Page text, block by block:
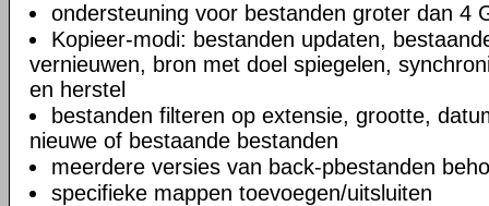
ondersteuning voor bestanden groter dan 4
Kopieer-modi: bestanden updaten,
vernieuwen, bron met doel spiegelen,
en herstel
bestanden filteren op extensie, grootte,
nieuwe of bestaande bestanden
meerdere versies van back-pbestanden
specifieke mappen toevoegen/uitsluiten